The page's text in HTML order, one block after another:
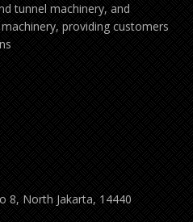
tunnel machinery, and
providing customers
8, North Jakarta, 14440